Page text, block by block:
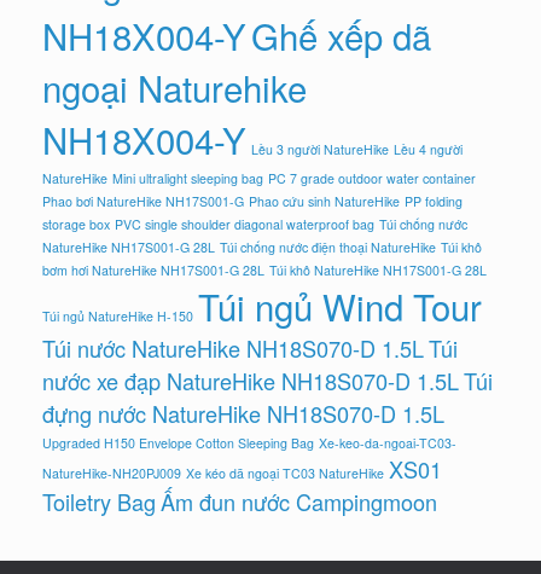
NH18X004-YGhế xếp dã
ngoại Naturehike
NH18X004-Y Lều 3 người NatureHike Lều 4 người
NatureHike Mini ultralight sleeping bag PC 7 grade outdoor water container
Phao bơi NatureHike NH17S001-G Phao cứu sinh NatureHike PP folding
storage box PVC single shoulder diagonal waterproof bag Túi chống nước
NatureHike NH17S001-G 28L Túi chống nước điện thoại NatureHike Túi khô
bơm hơi NatureHike NH17S001-G 28L Túi khô NatureHike NH17S001-G 28L
Túi ngủ NatureHike H-150 Túi ngủ Wind Tour
Túi nước NatureHike NH18S070-D 1.5LTúi
nước xe đạp NatureHike NH18S070-D 1.5LTúi
đựng nước NatureHike NH18S070-D 1.5L
Upgraded H150 Envelope Cotton Sleeping Bag Xe-keo-da-ngoai-TC03-
NatureHike-NH20PJ009 Xe kéo dã ngoại TC03 NatureHike XS01
Toiletry BagẤm đun nước Campingmoon